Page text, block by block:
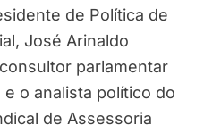
de Política de
José Arinaldo
parlamentar
o analista político do
de Assessoria